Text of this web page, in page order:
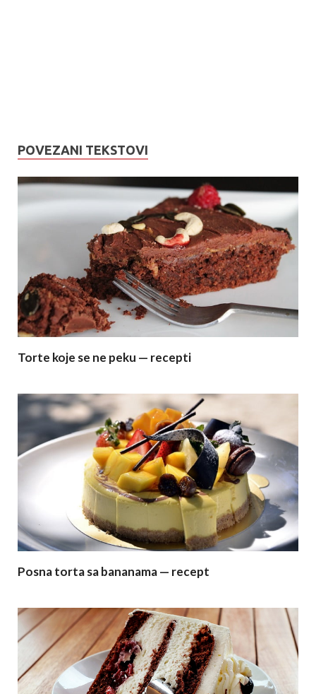
POVEZANI TEKSTOVI
Torte koje se ne peku — recepti
Posna torta sa bananama — recept